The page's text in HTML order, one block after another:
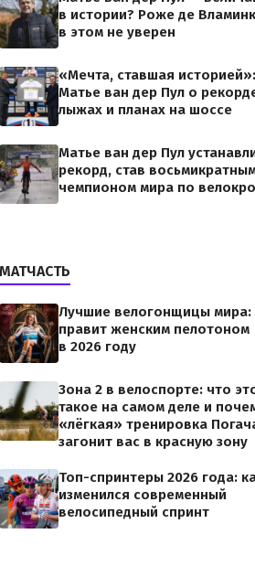
в истории? Роже де Вламинк
в этом не уверен
«Мечта, ставшая историей»:
Матье ван дер Пул о
лыжах и планах на шоссе
Матье ван дер Пул
рекорд, став
чемпионом мира по
МАТЧАСТЬ
Лучшие велогонщицы мира:
правит женским пелотоном
в 2026 году
Зона 2 в велоспорте: что
такое на самом деле и
«лёгкая» тренировка
загонит вас в красную зону
Топ-спринтеры 2026 года:
изменился современный
велосипедный спринт